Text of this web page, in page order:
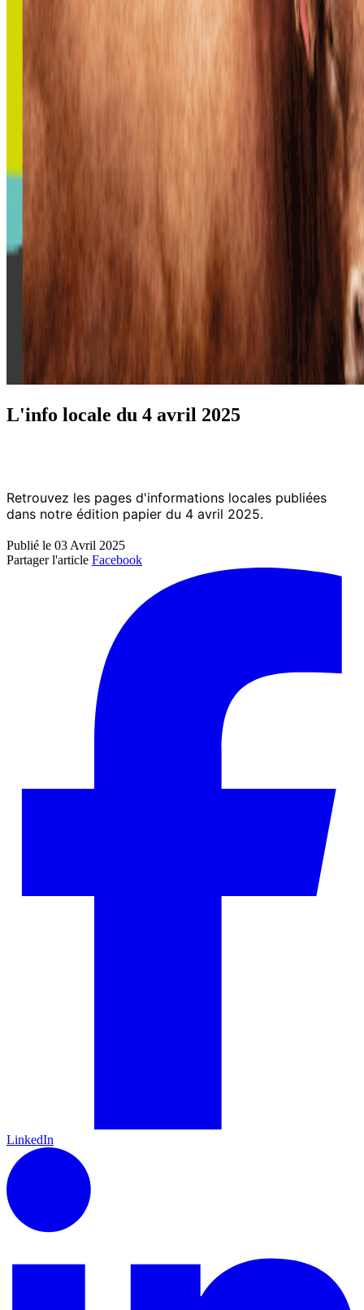
L'info locale du 4 avril 2025
Retrouvez les pages d'informations locales publiées
dans notre édition papier du 4 avril 2025.
Publié le 03 Avril 2025
Partager l'article Facebook
LinkedIn